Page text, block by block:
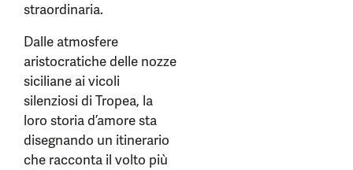
straordinaria.
Dalle atmosfere
aristocratiche delle nozze
siciliane ai vicoli
silenziosi di Tropea, la
loro storia d’amore sta
disegnando un itinerario
che racconta il volto più